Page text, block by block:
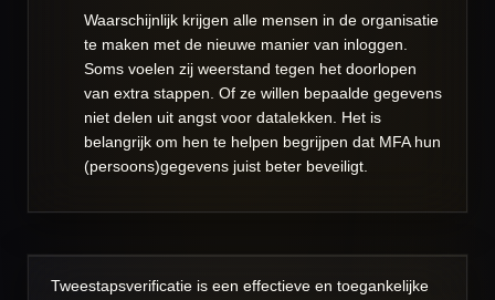
Waarschijnlijk krijgen alle mensen in de organisatie
te maken met de nieuwe manier van inloggen.
Soms voelen zij weerstand tegen het doorlopen
van extra stappen. Of ze willen bepaalde gegevens
niet delen uit angst voor datalekken. Het is
belangrijk om hen te helpen begrijpen dat MFA hun
(persoons)gegevens juist beter beveiligt.
Tweestapsverificatie is een effectieve en toegankelijke